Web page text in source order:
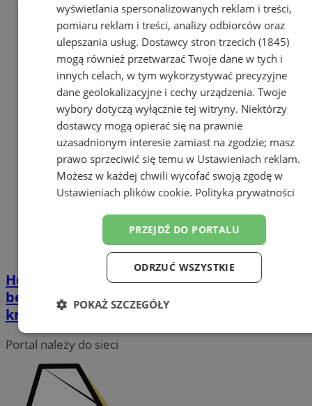
Hołownia odwiedził Łaziska Górne. Mówił o
bezpieczeństwie, gospodarce i przyszłości
kraju
Portal należy do sieci
wyświetlania spersonalizowanych reklam i treści,
pomiaru reklam i treści, analizy odbiorców oraz
ulepszania usług. Dostawcy stron trzecich (1845)
mogą również przetwarzać Twoje dane w tych i
innych celach, w tym wykorzystywać precyzyjne
dane geolokalizacyjne i cechy urządzenia. Twoje
wybory dotyczą wyłącznie tej witryny. Niektórzy
dostawcy mogą opierać się na prawnie
uzasadnionym interesie zamiast na zgodzie; masz
prawo sprzeciwić się temu w Ustawieniach reklam.
Możesz w każdej chwili wycofać swoją zgodę w
Ustawieniach plików cookie. Polityka prywatności
PRZEJDŹ DO PORTALU
ODRZUĆ WSZYSTKIE
POKAŻ SZCZEGÓŁY
Niezbędne Wydajność Targetowanie
Funkcjonalność